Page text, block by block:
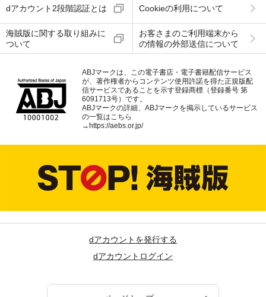
dアカウント2段階認証とは Cookieの利用について
海賊版に関する取り組みに
ついて
お客さまのご利用端末から
の情報の外部送信について
ABJマークは、この電子書店・電子書籍配信サービス
が、著作権者からコンテンツ使用許諾を得た正規版配
信サービスであることを示す登録商標（登録番号 第
6091713号）です。
ABJマークの詳細、ABJマークを掲示しているサービス
の一覧はこちら
→ https://aebs.or.jp/
dアカウントを発行する
dアカウントログイン